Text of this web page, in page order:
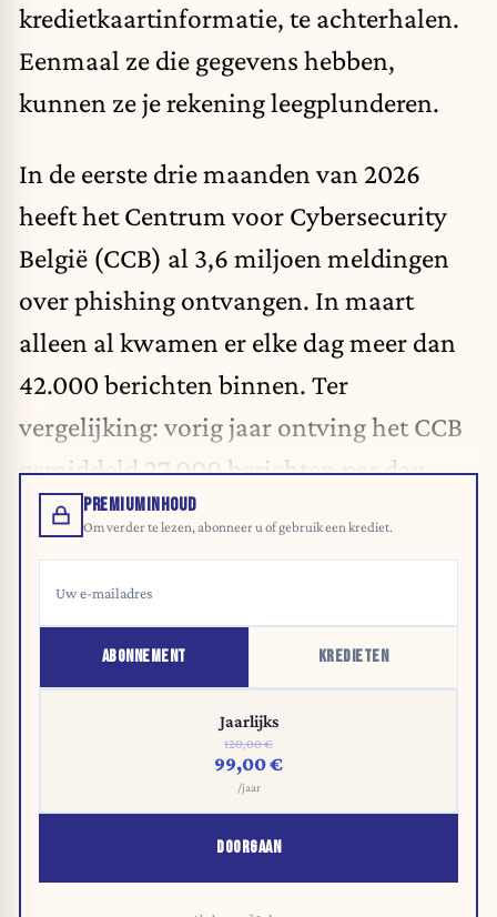
kredietkaartinformatie, te achterhalen.
Eenmaal ze die gegevens hebben,
kunnen ze je rekening leegplunderen.
In de eerste drie maanden van 2026
heeft het Centrum voor Cybersecurity
België (CCB) al 3,6 miljoen meldingen
over phishing ontvangen. In maart
alleen al kwamen er elke dag meer dan
42.000 berichten binnen. Ter
vergelijking: vorig jaar ontving het CCB
gemiddeld 27.000 berichten per dag.
PREMIUMINHOUD
Om verder te lezen, abonneer u of gebruik een krediet.
ABONNEMENT KREDIETEN
Jaarlijks
120,00 €
99,00 €
/jaar
DOORGAAN